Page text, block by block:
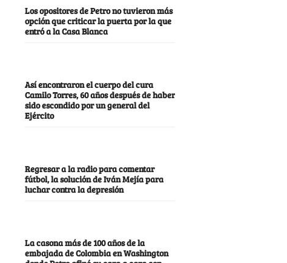
Los opositores de Petro no tuvieron más
opción que criticar la puerta por la que
entró a la Casa Blanca
Así encontraron el cuerpo del cura
Camilo Torres, 60 años después de haber
sido escondido por un general del
Ejército
Regresar a la radio para comentar
fútbol, la solución de Iván Mejía para
luchar contra la depresión
La casona más de 100 años de la
embajada de Colombia en Washington